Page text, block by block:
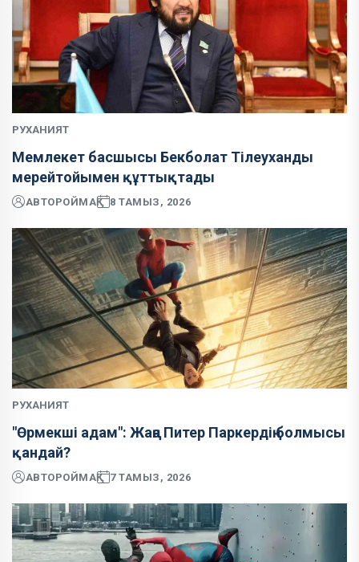
РУХАНИЯТ
Мемлекет басшысы Бекболат Тілеуханды
мерейтойымен құттықтады
АВТОРОЙМАҚ 8 ТАМЫЗ, 2026
РУХАНИЯТ
"Өрмекші адам": Жаңа Питер Паркердің болмысы
қандай?
АВТОРОЙМАҚ 7 ТАМЫЗ, 2026